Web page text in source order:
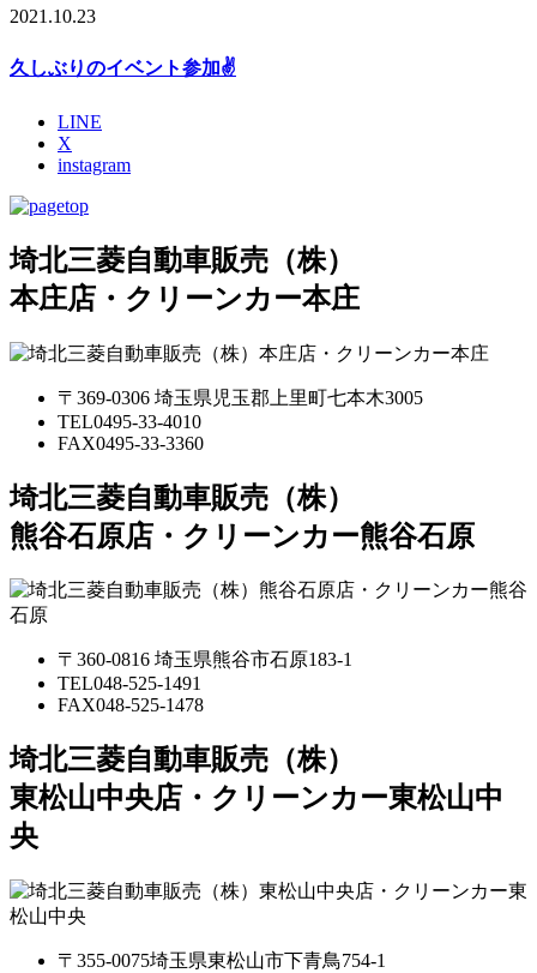
2021.10.23
久しぶりのイベント参加✌
LINE
X
instagram
埼北三菱自動車販売（株）
本庄店・クリーンカー本庄
〒369-0306 埼玉県児玉郡上里町七本木3005
TEL0495-33-4010
FAX0495-33-3360
埼北三菱自動車販売（株）
熊谷石原店・クリーンカー熊谷石原
〒360-0816 埼玉県熊谷市石原183-1
TEL048-525-1491
FAX048-525-1478
埼北三菱自動車販売（株）
東松山中央店・クリーンカー東松山中
央
〒355-0075埼玉県東松山市下青鳥754-1